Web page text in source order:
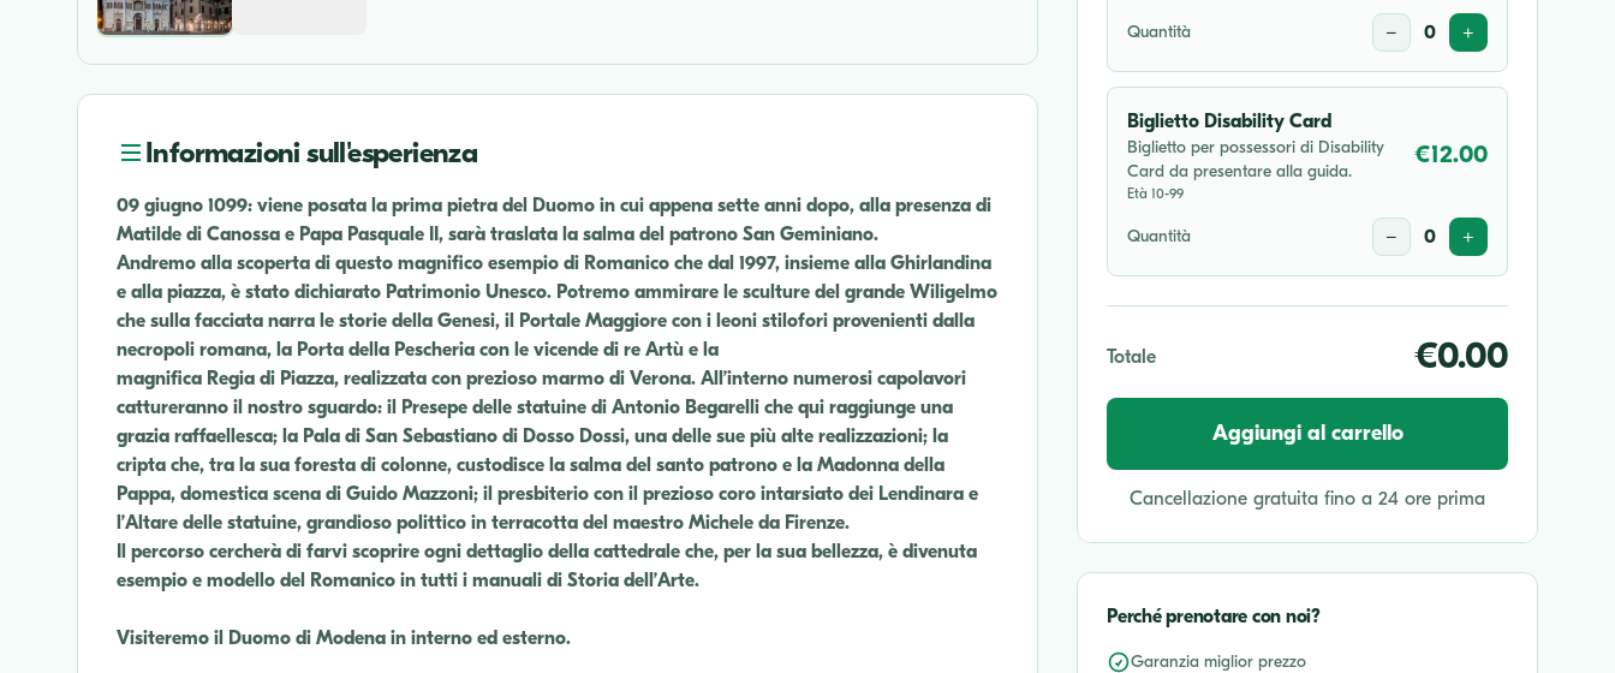
Informazioni sull'esperienza
09 giugno 1099: viene posata la prima pietra del Duomo in cui appena sette anni dopo, alla presenza di
Matilde di Canossa e Papa Pasquale II, sarà traslata la salma del patrono San Geminiano.
Andremo alla scoperta di questo magnifico esempio di Romanico che dal 1997, insieme alla Ghirlandina
e alla piazza, è stato dichiarato Patrimonio Unesco. Potremo ammirare le sculture del grande Wiligelmo
che sulla facciata narra le storie della Genesi, il Portale Maggiore con i leoni stilofori provenienti dalla
necropoli romana, la Porta della Pescheria con le vicende di re Artù e la
magnifica Regia di Piazza, realizzata con prezioso marmo di Verona. All’interno numerosi capolavori
cattureranno il nostro sguardo: il Presepe delle statuine di Antonio Begarelli che qui raggiunge una
grazia raffaellesca; la Pala di San Sebastiano di Dosso Dossi, una delle sue più alte realizzazioni; la
cripta che, tra la sua foresta di colonne, custodisce la salma del santo patrono e la Madonna della
Pappa, domestica scena di Guido Mazzoni; il presbiterio con il prezioso coro intarsiato dei Lendinara e
l’Altare delle statuine, grandioso polittico in terracotta del maestro Michele da Firenze.
Il percorso cercherà di farvi scoprire ogni dettaglio della cattedrale che, per la sua bellezza, è divenuta
esempio e modello del Romanico in tutti i manuali di Storia dell’Arte.
Visiteremo il Duomo di Modena in interno ed esterno.
Quantità − 0 +
Biglietto Disability Card
Biglietto per possessori di Disability
Card da presentare alla guida.
Età 10-99
€12.00
Quantità − 0 +
Totale €0.00
Aggiungi al carrello
Cancellazione gratuita fino a 24 ore prima
Perché prenotare con noi?
Garanzia miglior prezzo